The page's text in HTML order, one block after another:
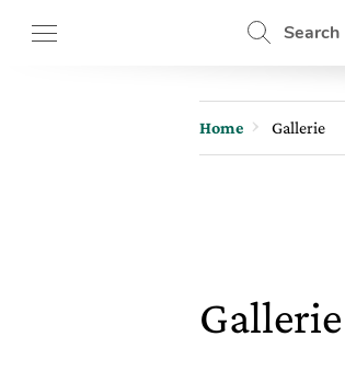
Search
Home Gallerie
Gallerie